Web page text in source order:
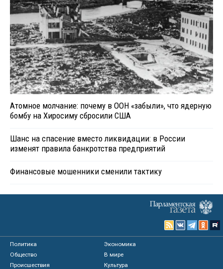
Атомное молчание: почему в ООН «забыли», что ядерную
бомбу на Хиросиму сбросили США
Шанс на спасение вместо ликвидации: в России
изменят правила банкротства предприятий
Финансовые мошенники сменили тактику
Политика
Экономика
Общество
В мире
Происшествия
Культура